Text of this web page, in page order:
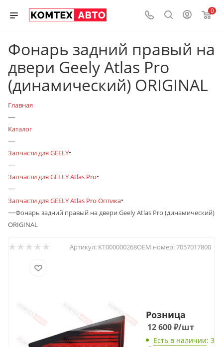
0
Фонарь задний правый на
двери Geely Atlas Pro
(динамический) ORIGINAL
Главная
—
Каталог
—
Запчасти для GEELY
—
Запчасти для GEELY Atlas Pro
—
Запчасти для GEELY Atlas Pro Оптика
—Фонарь задний правый на двери Geely Atlas Pro (динамический)
ORIGINAL
Артикул: KT000000268OEM номер:7057017800
Розница
12 600₽/шт
Есть в наличии: 3